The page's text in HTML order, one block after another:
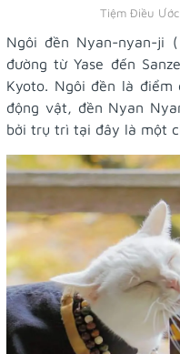
Tiệm Điều Ước
Ngôi đền Nyan-nyan-ji
đường từ Yase đến
Kyoto. Ngôi đền là
động vật, đền Nyan
bởi trụ trì tại đây là một